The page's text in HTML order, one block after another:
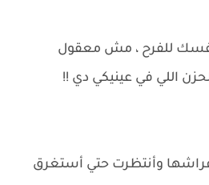
للفرح ، مش معقول
اللي في عينيكي دي !!
وأنتظرت حتي أستغرق